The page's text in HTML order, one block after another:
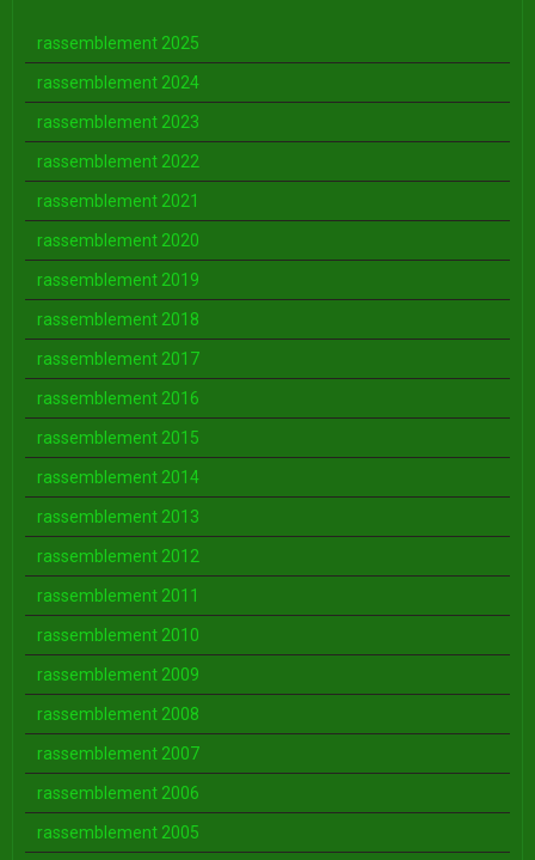
rassemblement 2025
rassemblement 2024
rassemblement 2023
rassemblement 2022
rassemblement 2021
rassemblement 2020
rassemblement 2019
rassemblement 2018
rassemblement 2017
rassemblement 2016
rassemblement 2015
rassemblement 2014
rassemblement 2013
rassemblement 2012
rassemblement 2011
rassemblement 2010
rassemblement 2009
rassemblement 2008
rassemblement 2007
rassemblement 2006
rassemblement 2005